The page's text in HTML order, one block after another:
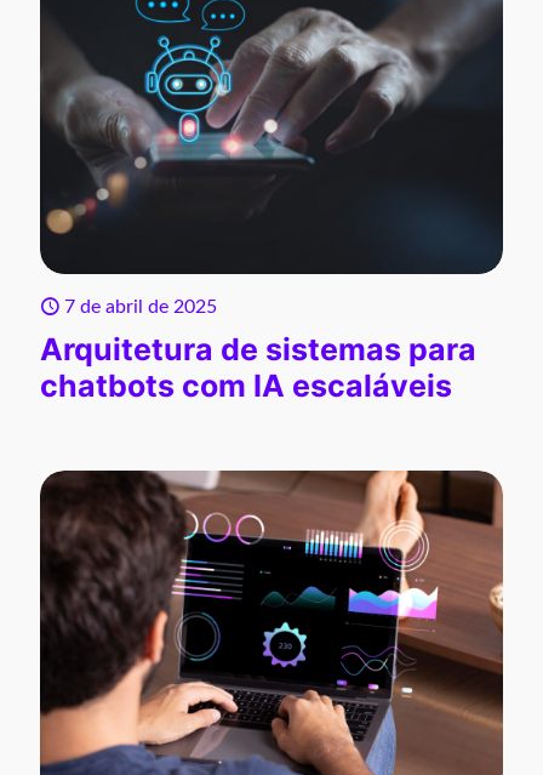
7 de abril de 2025
Arquitetura de sistemas para
chatbots com IA escaláveis